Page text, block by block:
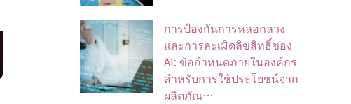
การป้องกันการหลอกลวง
และการละเมิดลิขสิทธิ์ของ
AI: ข้อกำหนดภายในองค์กร
สำหรับการใช้ประโยชน์จาก
ผลิตภัณ…